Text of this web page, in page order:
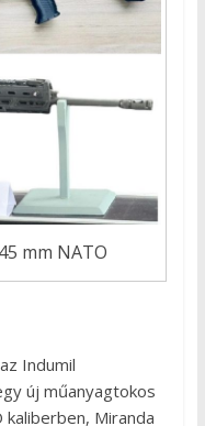
mm NATO
Indumil
új műanyagtokos
Miranda